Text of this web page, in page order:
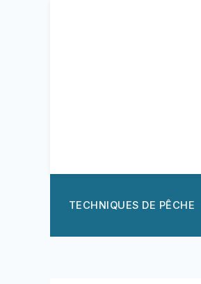
TECHNIQUES DE PÊCHE